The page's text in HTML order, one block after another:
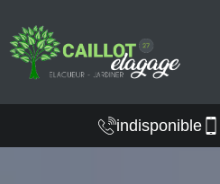
indisponible